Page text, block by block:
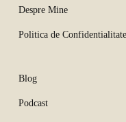
Despre Mine
Politica de Confidentialitate
Blog
Podcast